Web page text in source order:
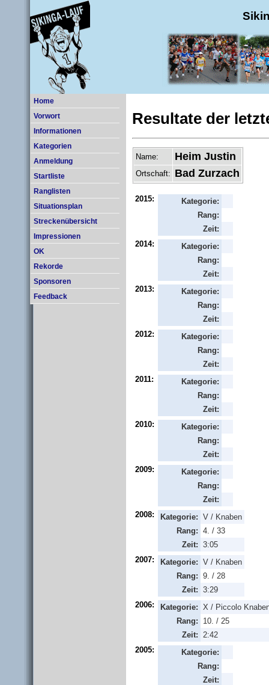
Home
Vorwort
Informationen
Kategorien
Anmeldung
Startliste
Ranglisten
Situationsplan
Streckenübersicht
Impressionen
OK
Rekorde
Sponsoren
Feedback
Resultate der
Name: Heim Justin
Ortschaft: Bad Zurzach
2015:
Kategorie:
Rang:
Zeit:
2014:
Kategorie:
Rang:
Zeit:
2013:
Kategorie:
Rang:
Zeit:
2012:
Kategorie:
Rang:
Zeit:
2011:
Kategorie:
Rang:
Zeit:
2010:
Kategorie:
Rang:
Zeit:
2009:
Kategorie:
Rang:
Zeit:
2008:
Kategorie: V / Knaben
Rang: 4. / 33
Zeit: 3:05
2007:
Kategorie: V / Knaben
Rang: 9. / 28
Zeit: 3:29
2006:
Kategorie: X / Piccolo
Rang:
10. / 25
Zeit:
2:42
2005:
Kategorie:
Rang:
Zeit: